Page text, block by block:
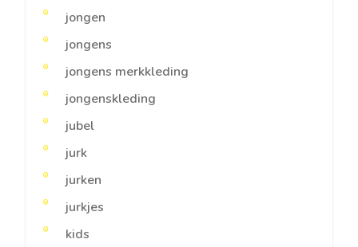
jongen
jongens
jongens merkkleding
jongenskleding
jubel
jurk
jurken
jurkjes
kids